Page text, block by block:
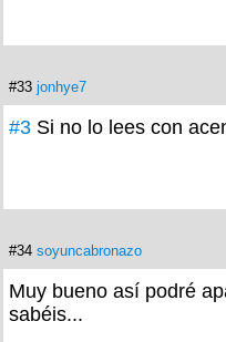
#33 jonhye7
#3 Si no lo lees con
#34 soyuncabronazo
Muy bueno así podré
sabéis...